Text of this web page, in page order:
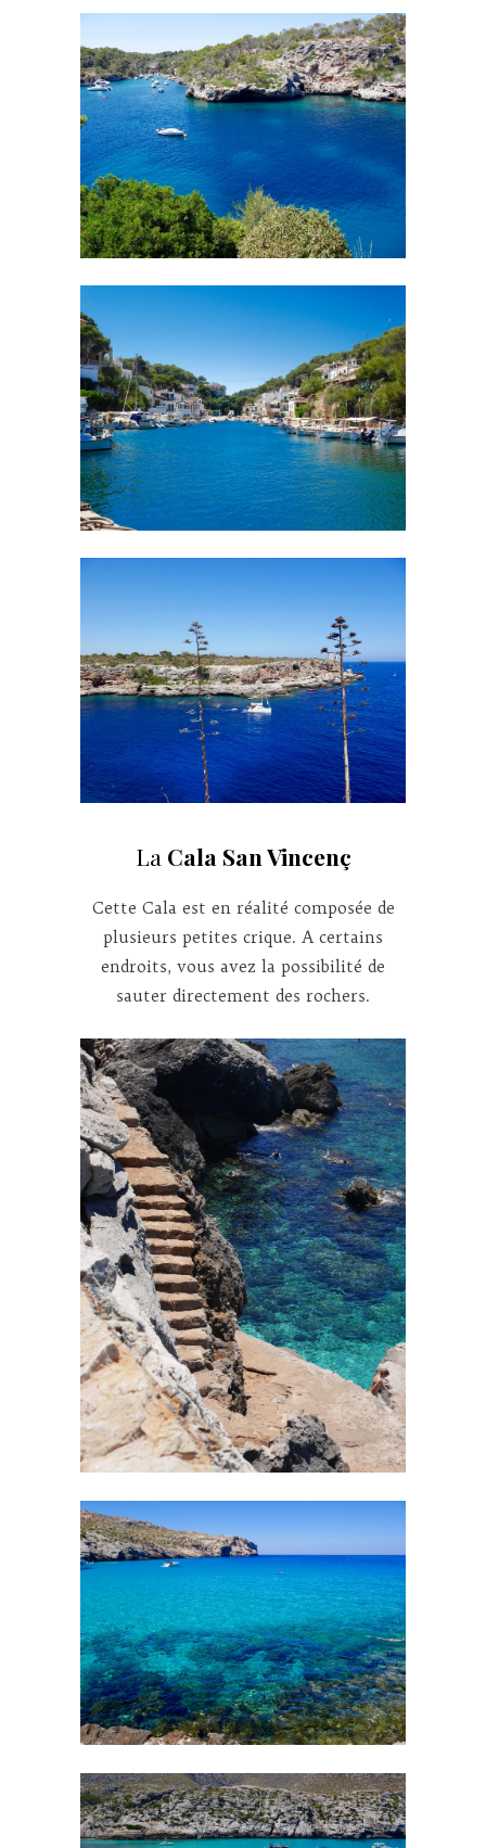
La Cala San Vincenç
Cette Cala est en réalité composée de
plusieurs petites crique. A certains
endroits, vous avez la possibilité de
sauter directement des rochers.